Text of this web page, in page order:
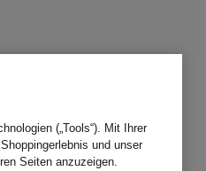
(„Tools“). Mit Ihrer
und unser
Seiten anzuzeigen.